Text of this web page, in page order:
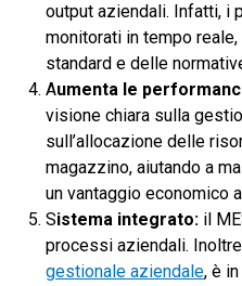
output aziendali. Infatti, i
monitorati in tempo
standard e delle
Aumenta le
visione chiara sulla
sull’allocazione delle
magazzino, aiutando a
un vantaggio economico
Sistema integrato: il
processi aziendali.
gestionale aziendale, è